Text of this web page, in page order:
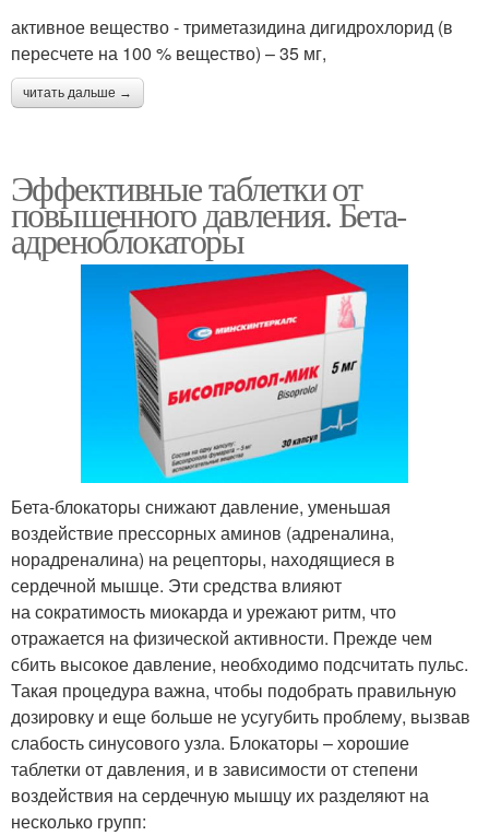
активное вещество - триметазидина дигидрохлорид (в
пересчете на 100 % вещество) – 35 мг,
читать дальше →
Эффективные таблетки от
повышенного давления. Бета-
адреноблокаторы
Бета-блокаторы снижают давление, уменьшая
воздействие прессорных аминов (адреналина,
норадреналина) на рецепторы, находящиеся в
сердечной мышце. Эти средства влияют
на сократимость миокарда и урежают ритм, что
отражается на физической активности. Прежде чем
сбить высокое давление, необходимо подсчитать пульс.
Такая процедура важна, чтобы подобрать правильную
дозировку и еще больше не усугубить проблему, вызвав
слабость синусового узла. Блокаторы – хорошие
таблетки от давления, и в зависимости от степени
воздействия на сердечную мышцу их разделяют на
несколько групп: